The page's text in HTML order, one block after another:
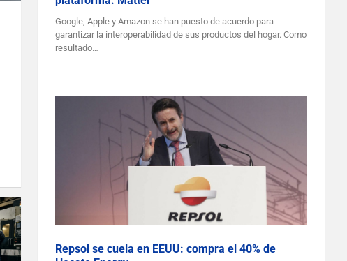
Google, Apple y Amazon se han puesto de acuerdo para
garantizar la interoperabilidad de sus productos del hogar. Como
resultado…
Repsol se cuela en EEUU: compra el 40% de